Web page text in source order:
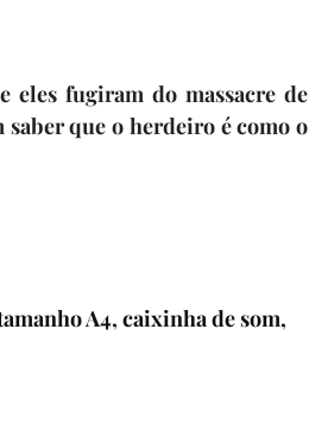
eles fugiram do massacre de
saber que o herdeiro é como o
A4, caixinha de som,